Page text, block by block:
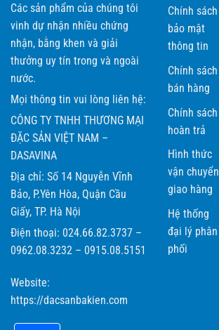
Các sản phẩm của chúng tôi
vinh dự nhận nhiều chứng
nhận, bằng khen và giải
thưởng uy tín trong và ngoài
nước.
Mọi thông tin vui lòng liên hệ:
CÔNG TY TNHH THƯƠNG MẠI
ĐẶC SẢN VIỆT NAM –
DASAVINA
Địa chỉ: Số 14 Nguyễn Vĩnh
Bảo, P.Yên Hòa, Quận Cầu
Giấy, TP. Hà Nội
Điện thoại: 024.66.82.3737 –
0962.08.3232 – 0915.08.5151
Website:
https://dacsanbakien.com
Chính sách
bảo mật
thông tin
Chính sách
bán hàng
Chính sách
hoàn trả
Hình thức
vận chuyển
giao hàng
Hệ thống
đại lý phân
phối